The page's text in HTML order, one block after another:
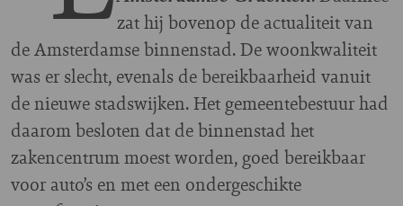
zat hij bovenop de actualiteit van
de Amsterdamse binnenstad. De woonkwaliteit
was er slecht, evenals de bereikbaarheid vanuit
de nieuwe stadswijken. Het gemeentebestuur had
daarom besloten dat de binnenstad het
zakencentrum moest worden, goed bereikbaar
voor auto’s en met een ondergeschikte